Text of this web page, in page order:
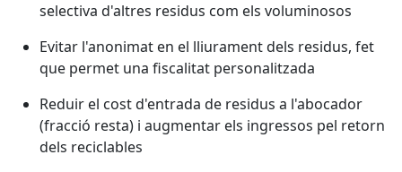
selectiva d'altres residus com els voluminosos
Evitar l'anonimat en el lliurament dels residus, fet
que permet una fiscalitat personalitzada
Reduir el cost d'entrada de residus a l'abocador
(fracció resta) i augmentar els ingressos pel retorn
dels reciclables